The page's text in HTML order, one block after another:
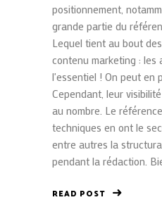
positionnement,
grande partie du
Lequel tient au bout
contenu marketing : les
l'essentiel ! On peut en
Cependant, leur
au nombre. Le
techniques en ont le
entre autres la
pendant la rédaction.
READ POST